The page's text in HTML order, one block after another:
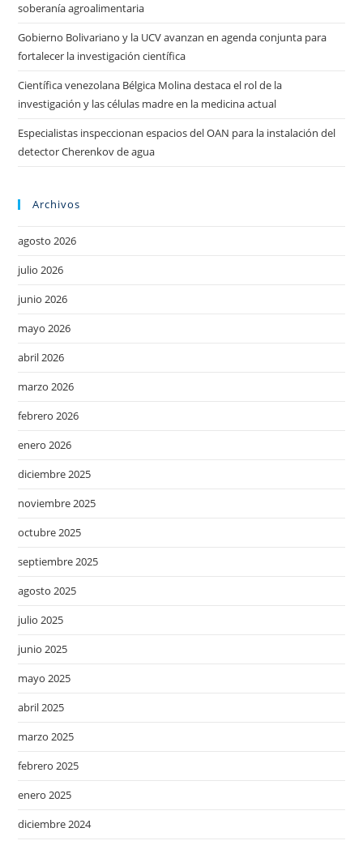
soberanía agroalimentaria
Gobierno Bolivariano y la UCV avanzan en agenda conjunta para
fortalecer la investigación científica
Científica venezolana Bélgica Molina destaca el rol de la
investigación y las células madre en la medicina actual
Especialistas inspeccionan espacios del OAN para la instalación del
detector Cherenkov de agua
Archivos
agosto 2026
julio 2026
junio 2026
mayo 2026
abril 2026
marzo 2026
febrero 2026
enero 2026
diciembre 2025
noviembre 2025
octubre 2025
septiembre 2025
agosto 2025
julio 2025
junio 2025
mayo 2025
abril 2025
marzo 2025
febrero 2025
enero 2025
diciembre 2024